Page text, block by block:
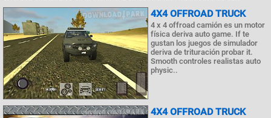
4X4 OFFROAD TRUCK
4 x 4 offroad camión es un motor
física deriva auto game. If te
gustan los juegos de simulador
deriva de trituración probar it.
Smooth controles realistas auto
physic..
4X4 OFFROAD TRUCK